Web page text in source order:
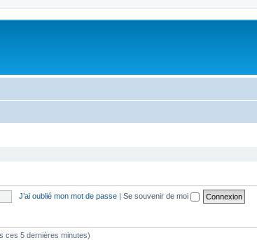
J’ai oublié mon mot de passe | Se souvenir de moi
ces 5 dernières minutes)